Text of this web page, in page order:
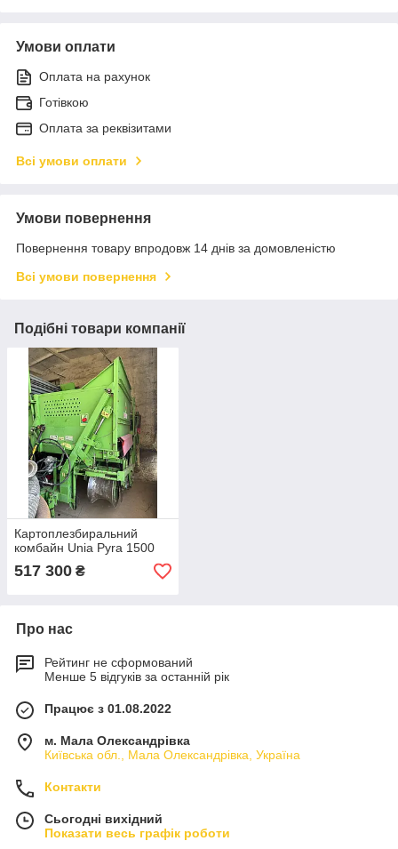
Умови оплати
Оплата на рахунок
Готівкою
Оплата за реквізитами
Всі умови оплати
Умови повернення
Повернення товару впродовж 14 днів за домовленістю
Всі умови повернення
Подібні товари компанії
Картоплезбиральний
комбайн Unia Pyra 1500
517 300 ₴
Про нас
Рейтинг не сформований
Менше 5 відгуків за останній рік
Працює з 01.08.2022
м. Мала Олександрівка
Київська обл., Мала Олександрівка, Україна
Контакти
Сьогодні вихідний
Показати весь графік роботи